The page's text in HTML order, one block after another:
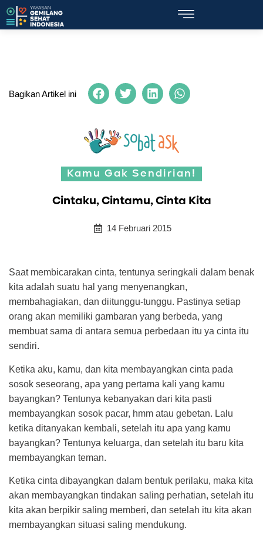
Bagikan Artikel ini
Kamu Gak Sendirian!
Cintaku, Cintamu, Cinta Kita
14 Februari 2015
Saat membicarakan cinta, tentunya seringkali dalam benak
kita adalah suatu hal yang menyenangkan,
membahagiakan, dan diitunggu-tunggu. Pastinya setiap
orang akan memiliki gambaran yang berbeda, yang
membuat sama di antara semua perbedaan itu ya cinta itu
sendiri.
Ketika aku, kamu, dan kita membayangkan cinta pada
sosok seseorang, apa yang pertama kali yang kamu
bayangkan? Tentunya kebanyakan dari kita pasti
membayangkan sosok pacar, hmm atau gebetan. Lalu
ketika ditanyakan kembali, setelah itu apa yang kamu
bayangkan? Tentunya keluarga, dan setelah itu baru kita
membayangkan teman.
Ketika cinta dibayangkan dalam bentuk perilaku, maka kita
akan membayangkan tindakan saling perhatian, setelah itu
kita akan berpikir saling memberi, dan setelah itu kita akan
membayangkan situasi saling mendukung.